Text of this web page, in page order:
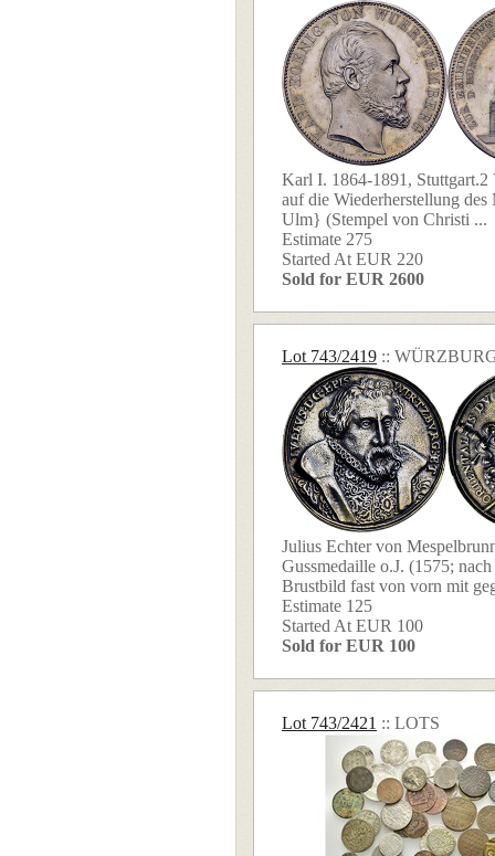
Karl I. 1864-1891, Stuttgart.2
auf die Wiederherstellung
Ulm} (Stempel von Christi ...
Estimate 275
Started At EUR 220
Sold for EUR 2600
Lot 743/2419 ::
Julius Echter von
Gussmedaille o.J. (1575;
Brustbild fast von vorn mit
Estimate 125
Started At EUR 100
Sold for EUR 100
Lot 743/2421 :: LOTS